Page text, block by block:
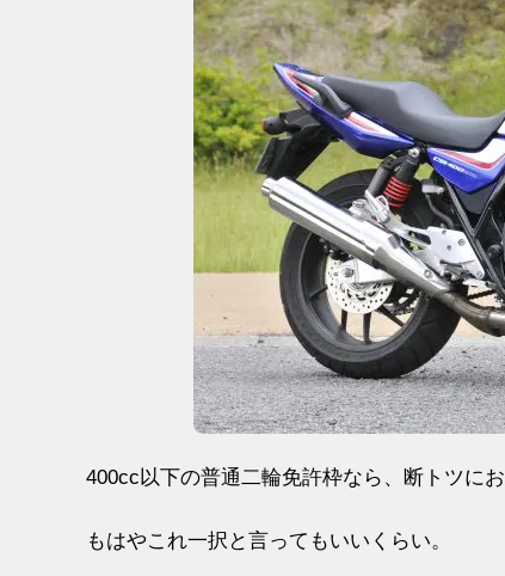
400cc以下の普通二輪免許枠なら、断トツに
もはやこれ一択と言ってもいいくらい。